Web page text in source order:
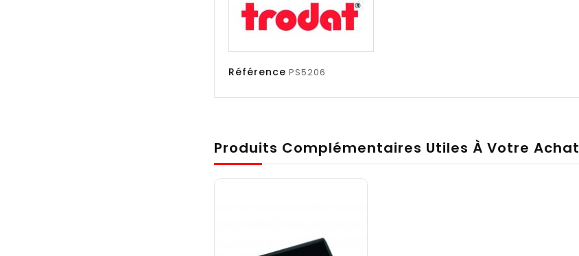
Référence PS5206
Produits Complémentaires Utiles À Votre Achat